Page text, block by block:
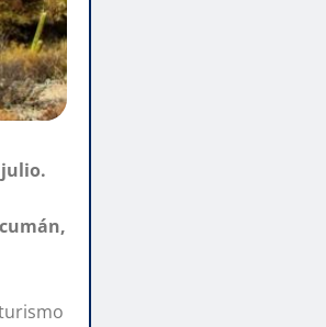
julio.